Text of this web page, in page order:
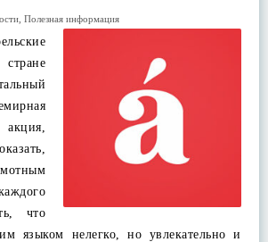
Полезная информация
акция,
что
языком нелегко, но увлекательно и